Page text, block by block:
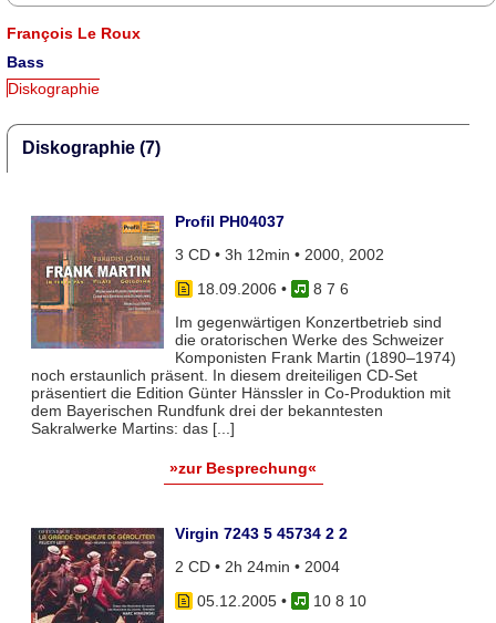
François Le Roux
Bass
Diskographie
Diskographie (7)
Profil PH04037
3 CD • 3h 12min • 2000, 2002
18.09.2006 •
8 7 6
Im gegenwärtigen Konzertbetrieb sind
die oratorischen Werke des Schweizer
Komponisten Frank Martin (1890–1974)
noch erstaunlich präsent. In diesem dreiteiligen CD-Set
präsentiert die Edition Günter Hänssler in Co-Produktion mit
dem Bayerischen Rundfunk drei der bekanntesten
Sakralwerke Martins: das [...]
»zur Besprechung«
Virgin 7243 5 45734 2 2
2 CD • 2h 24min • 2004
05.12.2005•
10 8 10